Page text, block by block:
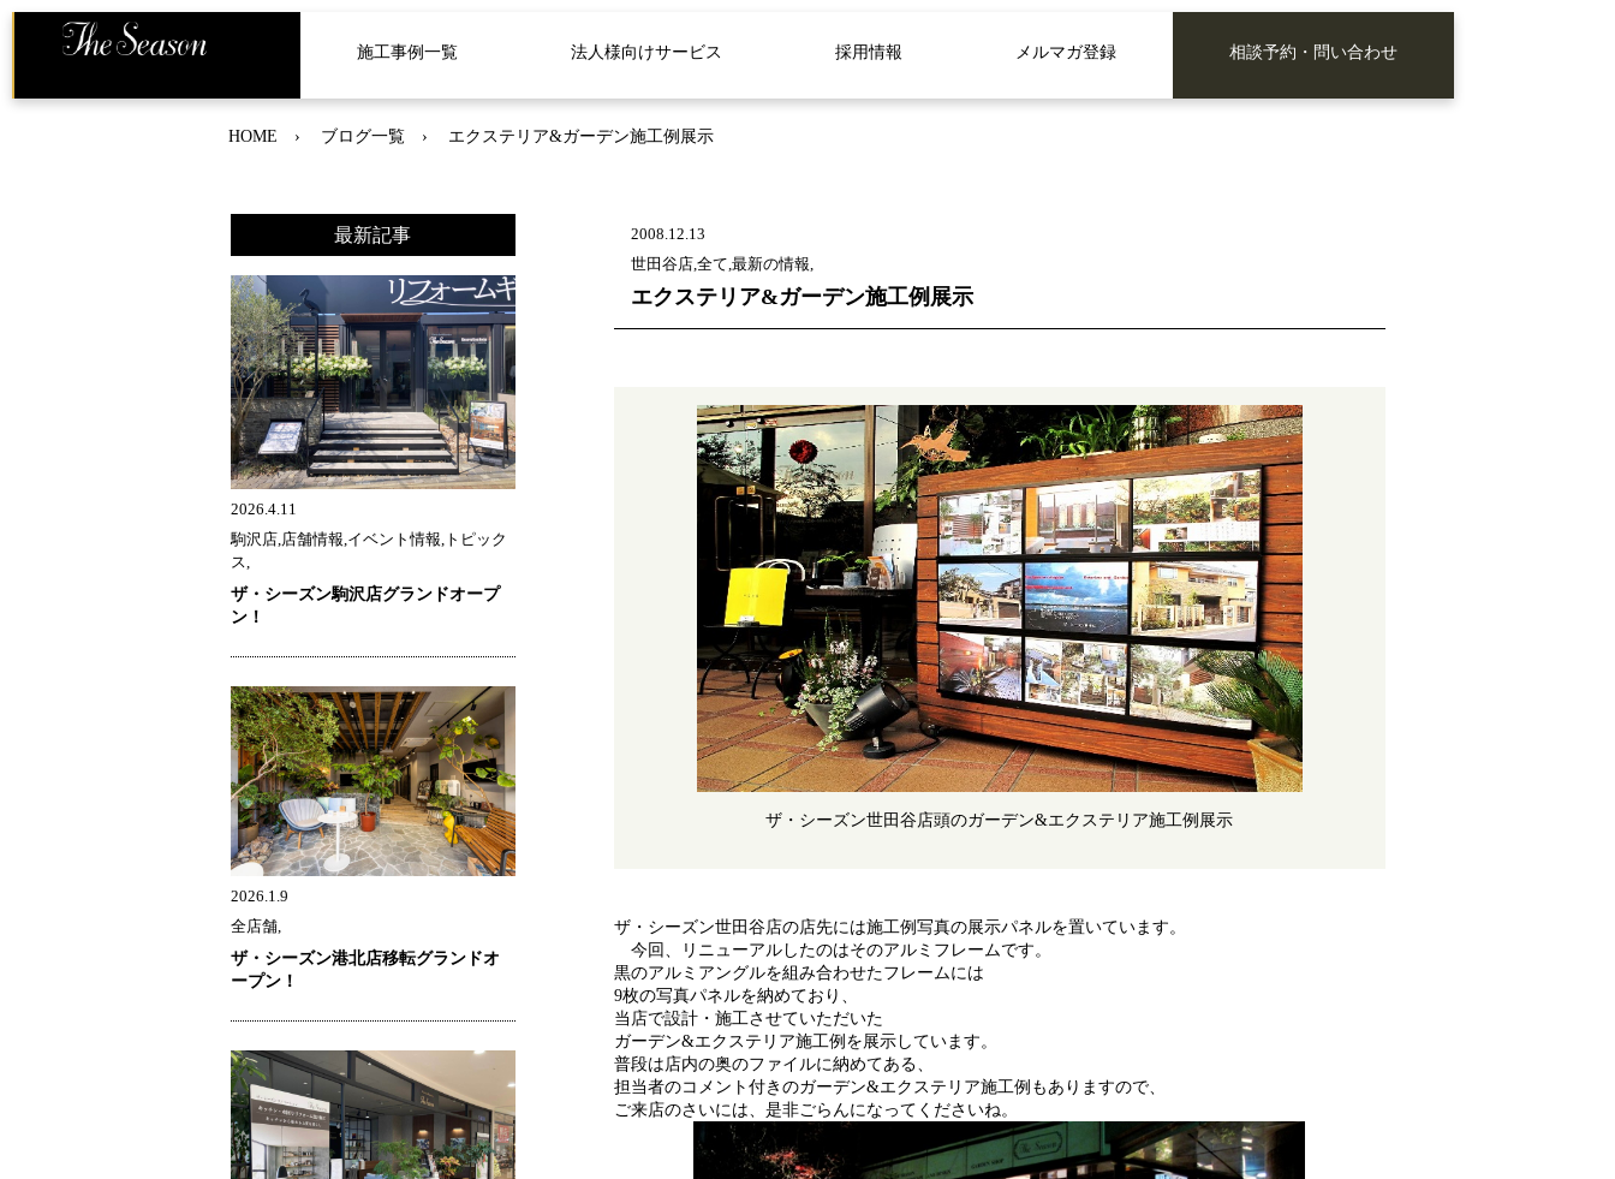
施工事例一覧 法人様向けサービス 採用情報 メルマガ登録 相談予約・問い合わせ
HOME ブログ一覧 エクステリア&ガーデン施工例展示
2008.12.13
世田谷店,全て,最新の情報,
エクステリア&ガーデン施工例展示
ザ・シーズン世田谷店頭のガーデン&エクステリア施工例展示
ザ・シーズン世田谷店の店先には施工例写真の展示パネルを置いています。
今回、リニューアルしたのはそのアルミフレームです。
黒のアルミアングルを組み合わせたフレームには
9枚の写真パネルを納めており、
当店で設計・施工させていただいた
ガーデン&エクステリア施工例を展示しています。
普段は店内の奥のファイルに納めてある、
担当者のコメント付きのガーデン&エクステリア施工例もありますので、
ご来店のさいには、是非ごらんになってくださいね。
最新記事
2026.4.11
駒沢店,店舗情報,イベント情報,トピック
ス,
ザ・シーズン駒沢店グランドオープ
ン！
2026.1.9
全店舗,
ザ・シーズン港北店移転グランドオ
ープン！